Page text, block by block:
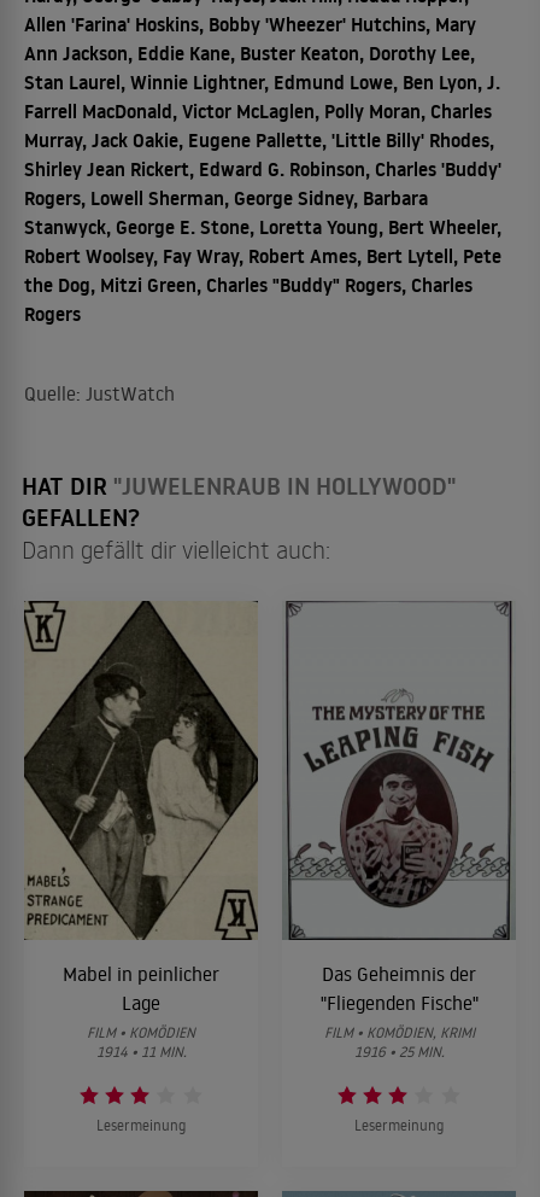
Allen 'Farina' Hoskins, Bobby 'Wheezer' Hutchins, Mary
Ann Jackson, Eddie Kane, Buster Keaton, Dorothy Lee,
Stan Laurel, Winnie Lightner, Edmund Lowe, Ben Lyon, J.
Farrell MacDonald, Victor McLaglen, Polly Moran, Charles
Murray, Jack Oakie, Eugene Pallette, 'Little Billy' Rhodes,
Shirley Jean Rickert, Edward G. Robinson, Charles 'Buddy'
Rogers, Lowell Sherman, George Sidney, Barbara
Stanwyck, George E. Stone, Loretta Young, Bert Wheeler,
Robert Woolsey, Fay Wray, Robert Ames, Bert Lytell, Pete
the Dog, Mitzi Green, Charles "Buddy" Rogers, Charles
Rogers
Quelle: JustWatch
HAT DIR "JUWELENRAUB IN HOLLYWOOD"
GEFALLEN?
Dann gefällt dir vielleicht auch:
Mabel in peinlicher
Lage
FILM • KOMÖDIEN
1914 • 11 MIN.
Lesermeinung
Das Geheimnis der
"Fliegenden Fische"
FILM • KOMÖDIEN, KRIMI
1916 • 25 MIN.
Lesermeinung